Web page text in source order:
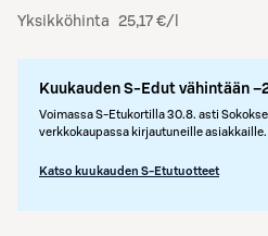
Yksikköhinta 25,17 €/l
Kuukauden S-Edut vähintään
Voimassa S-Etukortilla 30.8. asti
verkkokaupassa kirjautuneille asiakkaille.
Katso kuukauden S-Etutuotteet